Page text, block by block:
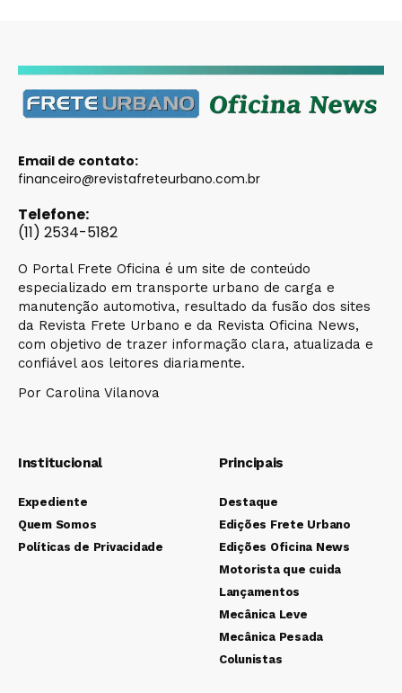
Email de contato:
financeiro@revistafreteurbano.com.br
Telefone:
(11) 2534-5182
O Portal Frete Oficina é um site de conteúdo
especializado em transporte urbano de carga e
manutenção automotiva, resultado da fusão dos sites
da Revista Frete Urbano e da Revista Oficina News,
com objetivo de trazer informação clara, atualizada e
confiável aos leitores diariamente.
Por Carolina Vilanova
Institucional
Expediente
Quem Somos
Políticas de Privacidade
Principais
Destaque
Edições Frete Urbano
Edições Oficina News
Motorista que cuida
Lançamentos
Mecânica Leve
Mecânica Pesada
Colunistas